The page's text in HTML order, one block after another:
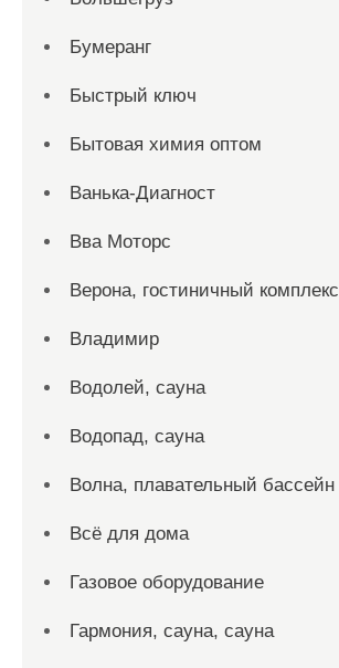
Бумеранг
Быстрый ключ
Бытовая химия оптом
Ванька-Диагност
Вва Моторс
Верона, гостиничный комплекс
Владимир
Водолей, сауна
Водопад, сауна
Волна, плавательный бассейн
Всё для дома
Газовое оборудование
Гармония, сауна, сауна